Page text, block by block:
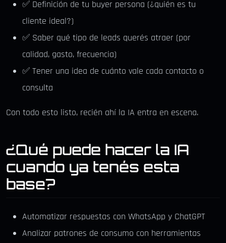
✅ Definición de tu buyer persona (¿quién es tu
cliente ideal?)
✅ Saber qué tipo de leads querés atraer (por
calidad, gasto, frecuencia)
✅ Tener una idea de cuánto vale cada contacto o
consulta
Con todo esto listo, recién ahí la IA entra en escena.
¿Qué puede hacer la IA
cuando ya tenés esta
base?
Automatizar respuestas con WhatsApp y ChatGPT
Analizar patrones de consumo con herramientas